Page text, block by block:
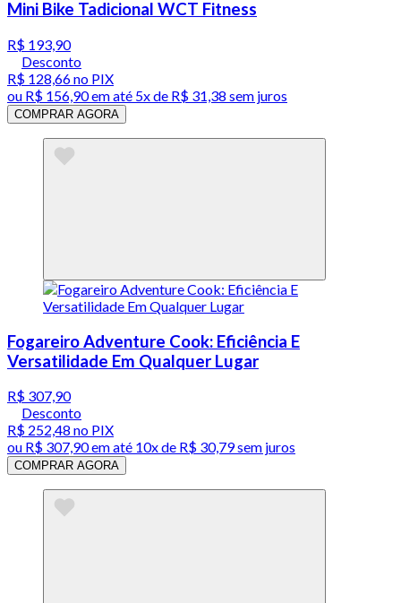
Mini Bike Tadicional WCT Fitness
R$ 193,90
Desconto
R$ 128,66no PIX
ou R$ 156,90em até 5x de R$ 31,38 sem juros
COMPRAR AGORA
Fogareiro Adventure Cook: Eficiência E
Versatilidade Em Qualquer Lugar
R$ 307,90
Desconto
R$ 252,48 no PIX
ou R$ 307,90em até 10x de R$ 30,79 sem juros
COMPRAR AGORA